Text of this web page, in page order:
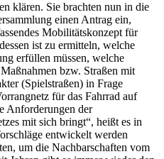
klären. Sie brachten nun in die
einen Antrag ein,
Mobilitätskonzept für
ist zu ermitteln, welche
erfüllen müssen, welche
bzw. Straßen mit
(Spielstraßen) in Frage
für das Fahrrad auf
Anforderungen der
mit sich bringt“, heißt es in
entwickelt werden
um die Nachbarschaften vom